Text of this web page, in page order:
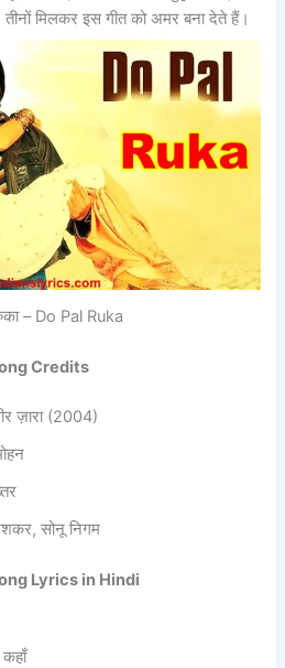
मिलकर इस गीत को अमर बना देते हैं।
– Do Pal Ruka
Credits
ज़ारा (2004)
सोनू निगम
Lyrics in Hindi